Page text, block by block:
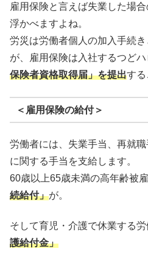
雇用保険と言えば失業した場
浮かべますよね。
労災は労働者個人の加入手続
が、雇用保険は入社するつど
保険者資格取得届」を提出する
＜雇用保険の給付＞
労働者には、失業手当、再就
に関する手当を支給します。
60歳以上65歳未満の高年齢被
続給付」が。
そして育児・介護で休業する
護給付金」